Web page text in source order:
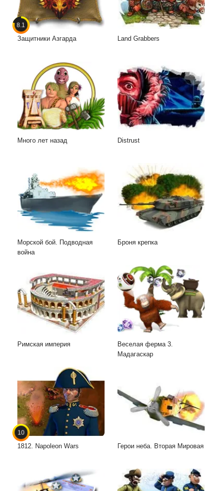
8.1
Защитники Азгарда Land Grabbers
Много лет назад Distrust
Морской бой. Подводная
война
Броня крепка
Римская империя
Веселая ферма 3.
Мадагаскар
10
1812. Napoleon Wars Герои неба. Вторая Мировая